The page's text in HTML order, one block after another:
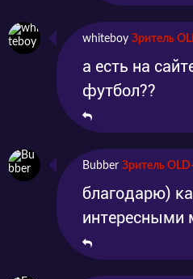
whiteboy Зритель
а есть на
футбол??
Bubber Зритель
благодарю)
интересными